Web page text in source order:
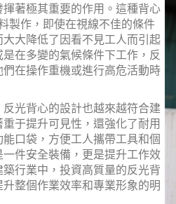
著極其重要的作用。這種背心
製作，即使在視線不佳的條件
大降低了因看不見工人而引起
在多變的氣候條件下工作，反
在操作重機或進行高危活動時
光背心的設計也越來越符合建
于提升可見性，還強化了耐用
口袋，方便工人攜帶工具和個
件安全裝備，更是提升工作效
行業中，投資高質量的反光背
整個作業效率和專業形象的明